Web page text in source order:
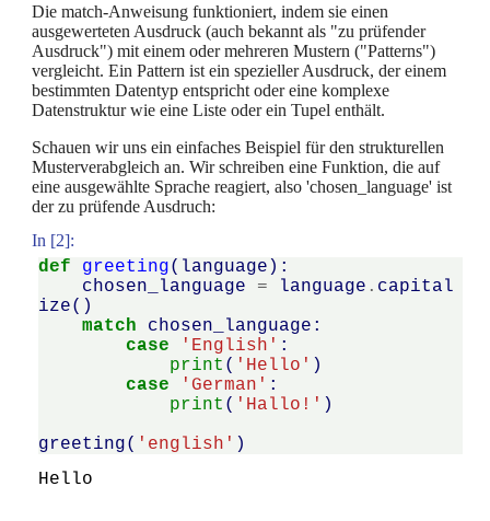
Die match-Anweisung funktioniert, indem sie einen
ausgewerteten Ausdruck (auch bekannt als "zu prüfender
Ausdruck") mit einem oder mehreren Mustern ("Patterns")
vergleicht. Ein Pattern ist ein spezieller Ausdruck, der einem
bestimmten Datentyp entspricht oder eine komplexe
Datenstruktur wie eine Liste oder ein Tupel enthält.
Schauen wir uns ein einfaches Beispiel für den strukturellen
Musterverabgleich an. Wir schreiben eine Funktion, die auf
eine ausgewählte Sprache reagiert, also 'chosen_language' ist
der zu prüfende Ausdruch:
In [2]:
def greeting( language ):
chosen_language
= language . capital
ize()
match
chosen_language :
case
'English' :
print ( 'Hello' )
case
'German' :
print ( 'Hallo!' )
greeting( 'english' )